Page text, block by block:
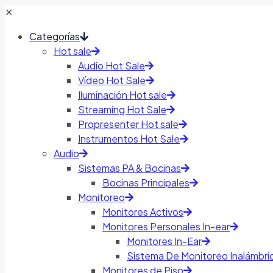
✕
Categorías
Hot sale
Audio Hot Sale
Vídeo Hot Sale
Iluminación Hot sale
Streaming Hot Sale
Propresenter Hot sale
Instrumentos Hot Sale
Audio
Sistemas PA & Bocinas
Bocinas Principales
Monitoreo
Monitores Activos
Monitores Personales In-ear
Monitores In-Ear
Sistema De Monitoreo
Monitores de Piso